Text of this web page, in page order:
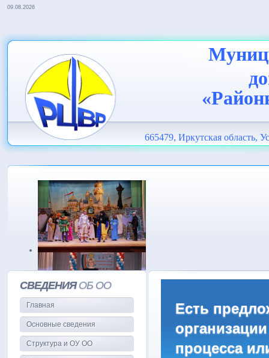
09.08.2026
665479, Иркутская область,
Есть
процесса
СВЕДЕНИЯОБ ОО
Главная
Основные сведения
Структура и ОУ ОО